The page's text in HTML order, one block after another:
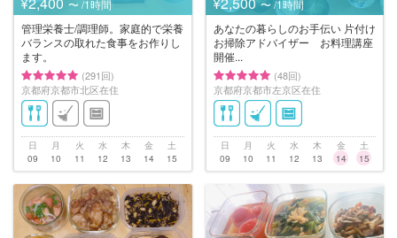
〜 /1時間
管理栄養士/調理師。家庭的で栄養
バランスの取れた食事をお作りし
ます。
(291回)
京都府京都市北区在住
日
09
月
10
火
11
水
12
木
13
金
14
土
15
〜 /1時間
あなたの暮らしのお手伝い 片付け
お掃除アドバイザー お料理講座
開催...
(48回)
京都府京都市左京区在住
日
09
月
10
火
11
水
12
木
13
金
14
土
15